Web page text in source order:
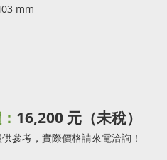
mm
16,200 元（未稅）
參考，實際價格請來電洽詢！